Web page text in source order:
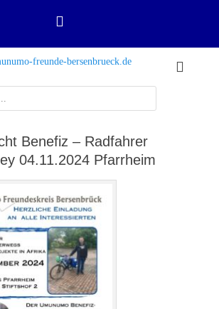
umunumo-freunde-
mit der Kath. Kirchengemeinde St. Vincentius Bersenbrück
Benefiz – Radfahrer
04.11.2024 Pfarrheim